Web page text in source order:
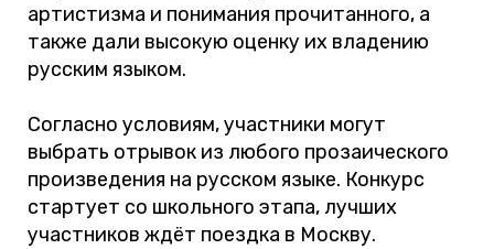
артистизма и понимания прочитанного, а
также дали высокую оценку их владению
русским языком.
Согласно условиям, участники могут
выбрать отрывок из любого прозаического
произведения на русском языке. Конкурс
стартует со школьного этапа, лучших
участников ждёт поездка в Москву.